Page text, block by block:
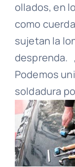
ollados, en
como
sujetan la
desprenda.
Podemos
soldadura